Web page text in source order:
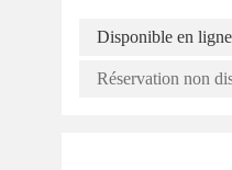
Disponible en ligne
Réservation non